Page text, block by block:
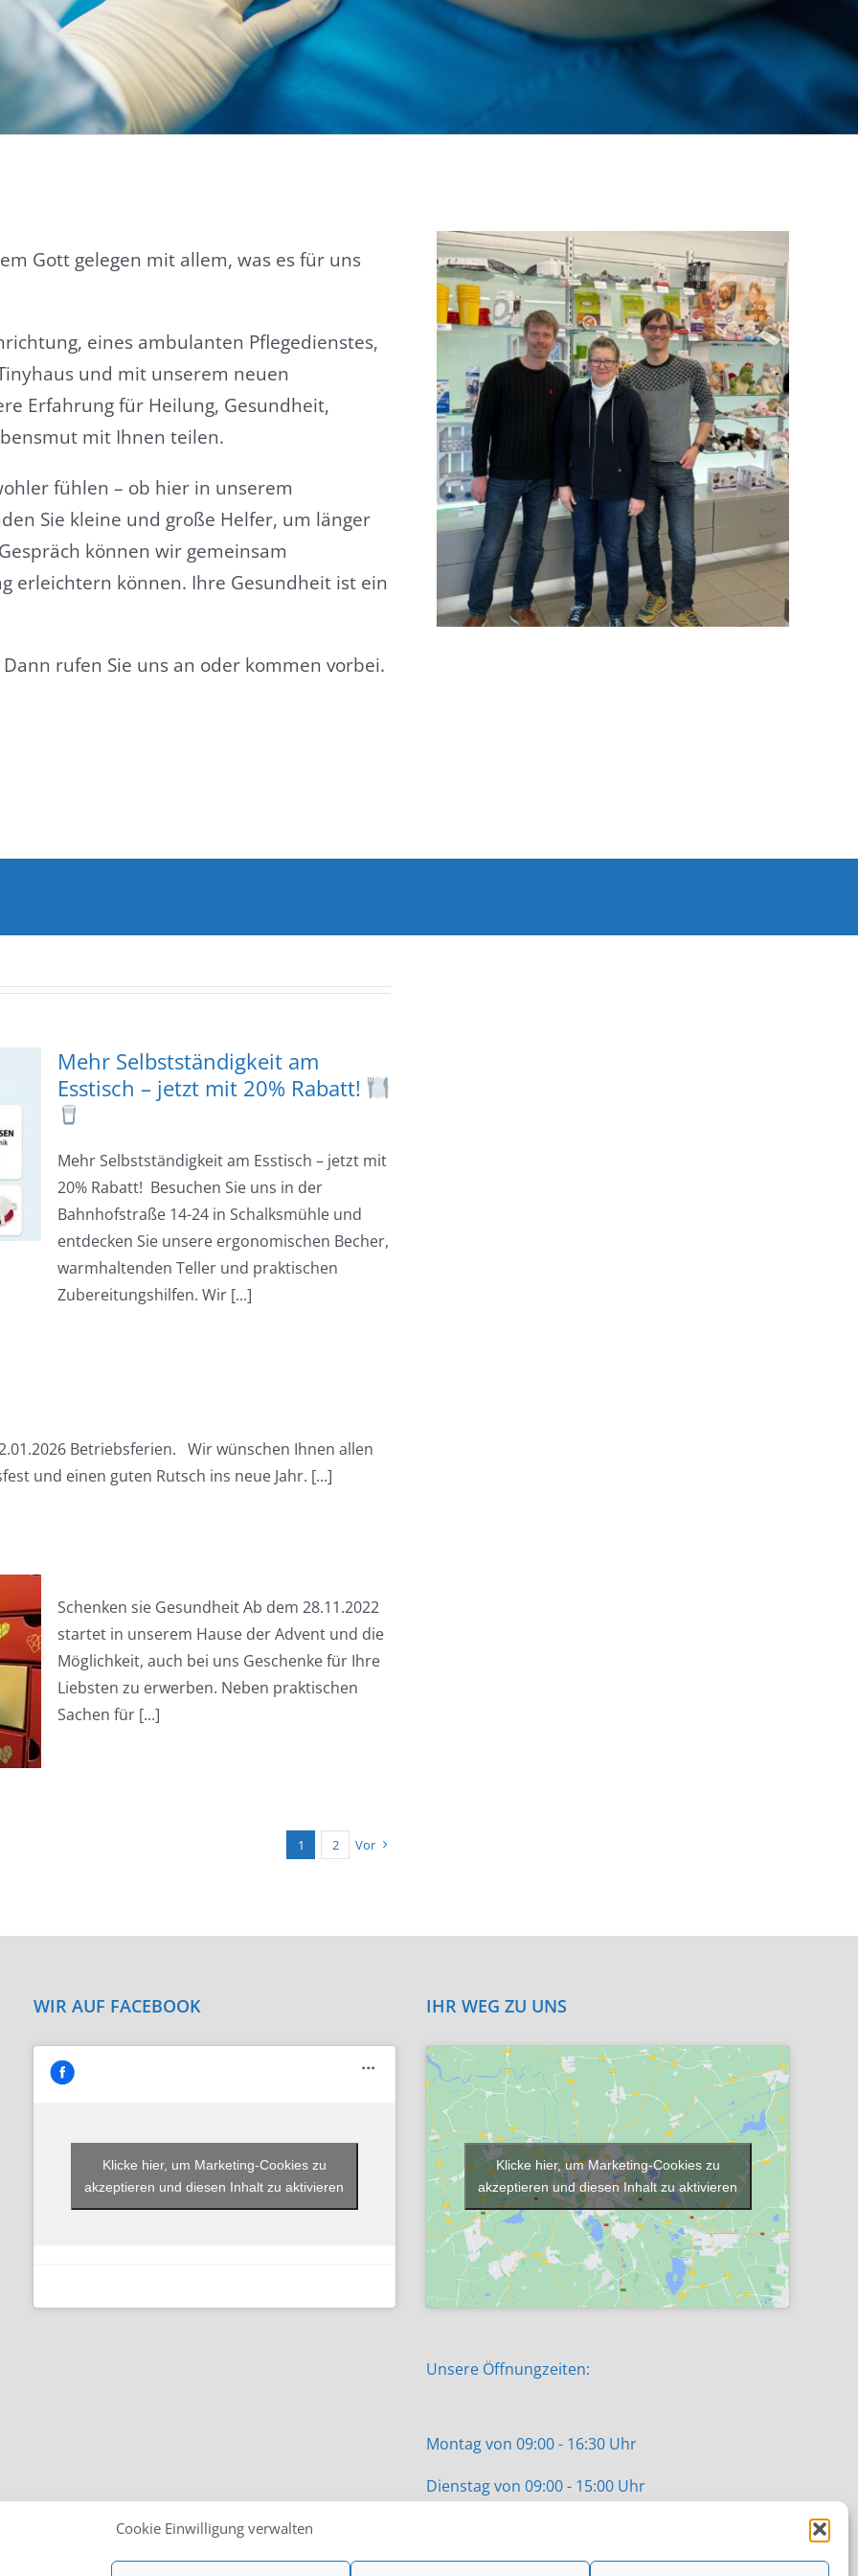
Cookie Einwilligung verwalten
Gott gelegen mit allem, was es für uns
eines ambulanten Pflegedienstes,
und mit unserem neuen
Erfahrung für Heilung, Gesundheit,
mit Ihnen teilen.
fühlen – ob hier in unserem
Sie kleine und große Helfer, um länger
können wir gemeinsam
erleichtern können. Ihre Gesundheit ist ein
rufen Sie uns an oder kommen vorbei.
Mehr Selbstständigkeit am
Esstisch – jetzt mit 20% Rabatt!
Mehr Selbstständigkeit am Esstisch – jetzt mit
20% Rabatt! Besuchen Sie uns in der
Bahnhofstraße 14-24 in Schalksmühle und
entdecken Sie unsere ergonomischen Becher,
warmhaltenden Teller und praktischen
Zubereitungshilfen. Wir [...]
Betriebsferien. Wir wünschen Ihnen allen
und einen guten Rutsch ins neue Jahr. [...]
Schenken sie Gesundheit Ab dem 28.11.2022
startet in unserem Hause der Advent und die
Möglichkeit, auch bei uns Geschenke für Ihre
Liebsten zu erwerben. Neben praktischen
Sachen für [...]
1 2 Vor
WIR AUF FACEBOOK
Klicke hier, um Marketing-Cookies zu
akzeptieren und diesen Inhalt zu aktivieren
IHR WEG ZU UNS
Klicke hier, um Marketing-Cookies zu
akzeptieren und diesen Inhalt zu aktivieren
Unsere Öffnungzeiten:
Montag von 09:00 - 16:30 Uhr
Dienstag von 09:00 - 15:00 Uhr
Donnerstag von 09:00 - 16:30 Uhr